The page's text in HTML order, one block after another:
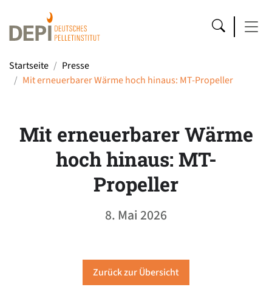
Startseite
Presse
Mit erneuerbarer Wärme hoch hinaus: MT-Propeller
Mit erneuerbarer Wärme
hoch hinaus: MT-
Propeller
8. Mai 2026
Zurück zur Übersicht